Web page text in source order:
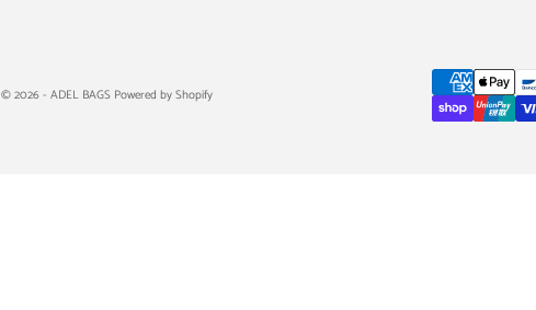
© 2026 - ADEL BAGS Powered by Shopify